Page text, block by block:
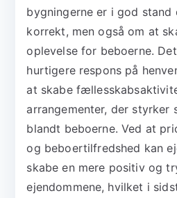
bygningerne er i god stand
korrekt, men også om at
oplevelse for beboerne.
hurtigere respons på
at skabe
arrangementer, der styrker
blandt beboerne. Ved at
og beboertilfredshed kan
skabe en mere positiv og
ejendommene, hvilket i